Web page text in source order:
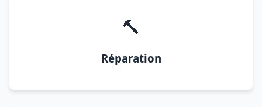
🔨
Réparation